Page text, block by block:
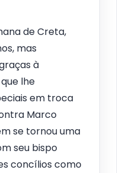
de Creta,
mas
à
lhe
em troca
Marco
se tornou uma
seu bispo
concílios como